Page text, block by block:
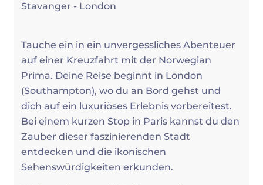
Stavanger - London
Tauche ein in ein unvergessliches Abenteuer
auf einer Kreuzfahrt mit der Norwegian
Prima. Deine Reise beginnt in London
(Southampton), wo du an Bord gehst und
dich auf ein luxuriöses Erlebnis vorbereitest.
Bei einem kurzen Stop in Paris kannst du den
Zauber dieser faszinierenden Stadt
entdecken und die ikonischen
Sehenswürdigkeiten erkunden.